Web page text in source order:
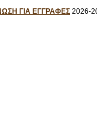
ΓΙΑ ΕΓΓΡΑΦΕΣ 2026-